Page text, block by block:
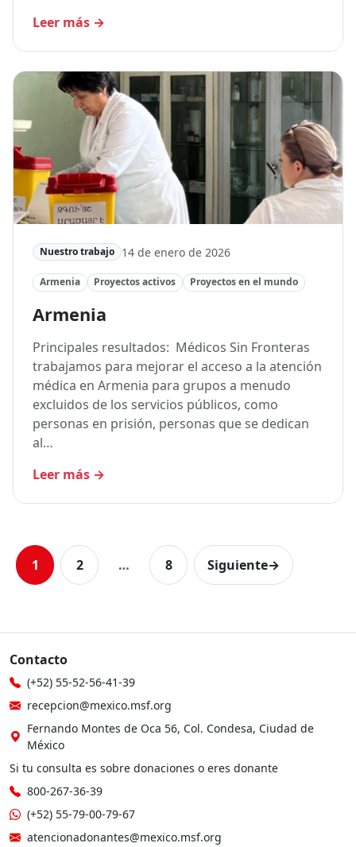
Leer más →
Nuestro trabajo 14 de enero de 2026
Armenia Proyectos activos Proyectos en el mundo
Armenia
Principales resultados: Médicos Sin Fronteras
trabajamos para mejorar el acceso a la atención
médica en Armenia para grupos a menudo
excluidos de los servicios públicos, como
personas en prisión, personas que se dedican
al…
Leer más →
1 2 … 8 Siguiente→
Contacto
(+52) 55-52-56-41-39
recepcion@mexico.msf.org
Fernando Montes de Oca 56, Col. Condesa, Ciudad de
México
Si tu consulta es sobre donaciones o eres donante
800-267-36-39
(+52) 55-79-00-79-67
atencionadonantes@mexico.msf.org